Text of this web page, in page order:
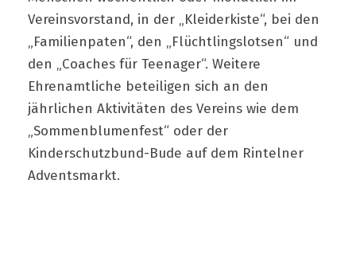
Vereinsvorstand, in der „Kleiderkiste“, bei den
„Familienpaten“, den „Flüchtlingslotsen“ und
den „Coaches für Teenager“. Weitere
Ehrenamtliche beteiligen sich an den
jährlichen Aktivitäten des Vereins wie dem
„Sommenblumenfest“ oder der
Kinderschutzbund-Bude auf dem Rintelner
Adventsmarkt.